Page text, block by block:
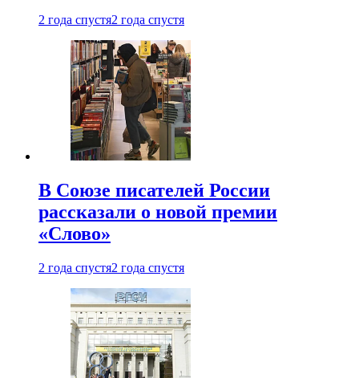
2 года спустя2 года спустя
В Союзе писателей России
рассказали о новой премии
«Слово»
2 года спустя2 года спустя